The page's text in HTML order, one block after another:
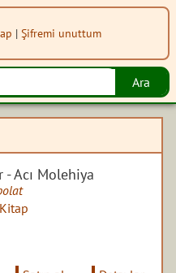
| Şifremi unuttum
- Acı Molehiya
Kitap